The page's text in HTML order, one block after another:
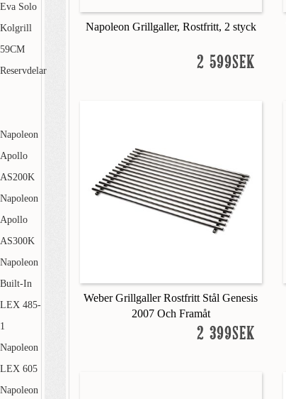
Napoleon Grillgaller, Rostfritt, 2 styck
2 599SEK
Weber Grillgaller Rostfritt Stål Genesis
2007 Och Framåt
2 399SEK
Eva Solo
Kolgrill
59CM
Reservdelar
Napoleon
Apollo
AS200K
Napoleon
Apollo
AS300K
Napoleon
Built-In
LEX 485-
1
Napoleon
LEX 605
Napoleon